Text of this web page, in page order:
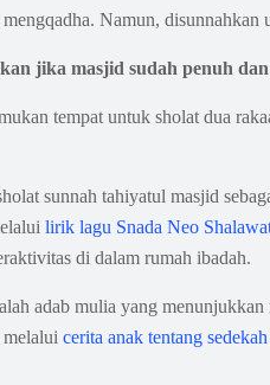
Namun,
jika masjid sudah penuh
tempat untuk sholat dua
sunnah tahiyatul masjid
lirik lagu Snada Neo
di dalam rumah ibadah.
adab mulia yang
melaluicerita anak tentang